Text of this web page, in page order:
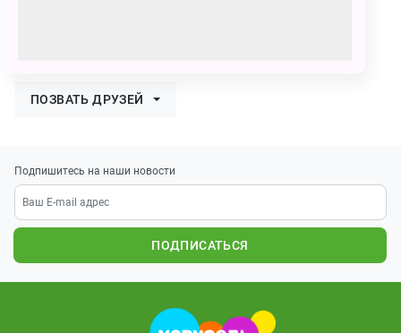
ПОЗВАТЬ ДРУЗЕЙ
Подпишитесь на наши новости
ПОДПИСАТЬСЯ